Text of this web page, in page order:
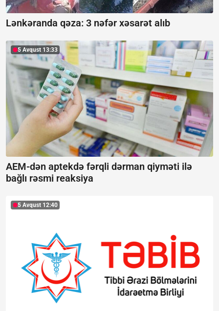
Lənkəranda qəza: 3 nəfər xəsarət alıb
5 Avqust 13:33
AEM-dən aptekdə fərqli dərman qiyməti ilə
bağlı rəsmi reaksiya
5 Avqust 12:40